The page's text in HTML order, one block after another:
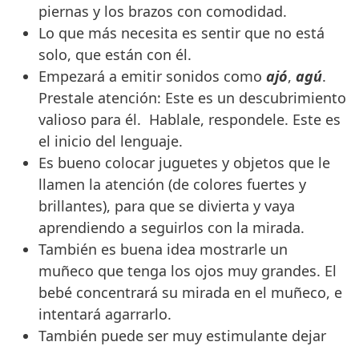
piernas y los brazos con comodidad.
Lo que más necesita es sentir que no está
solo, que están con él.
Empezará a emitir sonidos como ajó, agú.
Prestale atención: Este es un descubrimiento
valioso para él. Hablale, respondele. Este es
el inicio del lenguaje.
Es bueno colocar juguetes y objetos que le
llamen la atención (de colores fuertes y
brillantes), para que se divierta y vaya
aprendiendo a seguirlos con la mirada.
También es buena idea mostrarle un
muñeco que tenga los ojos muy grandes. El
bebé concentrará su mirada en el muñeco, e
intentará agarrarlo.
También puede ser muy estimulante dejar